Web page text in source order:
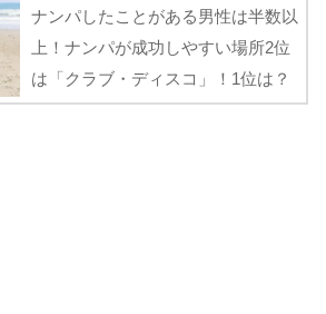
ナンパしたことがある男性は半数以
上！ナンパが成功しやすい場所2位
は「クラブ・ディスコ」！1位は？